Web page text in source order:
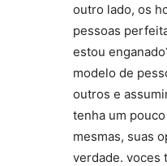
outro lado, os
pessoas
estou
modelo de
outros e
tenha um
mesmas, suas
verdade. voces